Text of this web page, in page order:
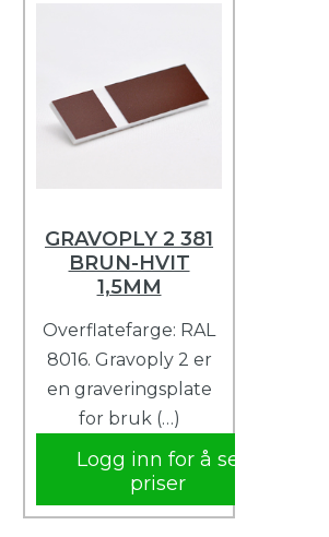
GRAVOPLY 2 381
BRUN-HVIT
1,5MM
Overflatefarge: RAL
8016. Gravoply 2 er
en graveringsplate
for bruk (…)
Logg inn for å se
priser